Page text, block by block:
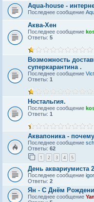
Aqua-house -
Последнее сообщение
Аква-Хен
Последнее сообщение
Ответы: 5
Возможность
суперкарантина .
Последнее сообщение
Ответы: 1
Ностальгия.
Последнее сообщение
Ответы: 1
Аквапоника -
Последнее сообщение
Ответы: 62
1 2 3 4 5
День аквариумиста
Последнее сообщение
Ответы: 2
Ян - С Днём
Последнее сообщение Yan